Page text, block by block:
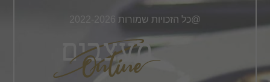
@כל הזכויות שמורות 2022-2026